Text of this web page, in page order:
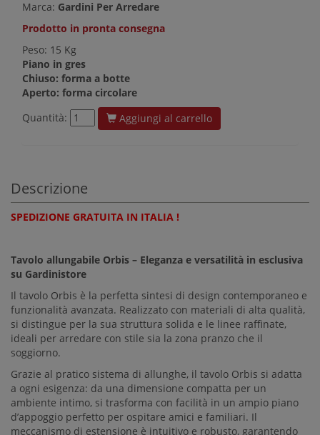
Marca: Gardini Per Arredare
Prodotto in pronta consegna
Peso: 15 Kg
Piano in gres
Chiuso: forma a botte
Aperto: forma circolare
Quantità:
Aggiungi al carrello
Descrizione
SPEDIZIONE GRATUITA IN ITALIA !
Tavolo allungabile Orbis – Eleganza e versatilità in esclusiva
su Gardinistore
Il tavolo Orbis è la perfetta sintesi di design contemporaneo e
funzionalità avanzata. Realizzato con materiali di alta qualità,
si distingue per la sua struttura solida e le linee raffinate,
ideali per arredare con stile sia la zona pranzo che il
soggiorno.
Grazie al pratico sistema di allunghe, il tavolo Orbis si adatta
a ogni esigenza: da una dimensione compatta per un
ambiente intimo, si trasforma con facilità in un ampio piano
d’appoggio perfetto per ospitare amici e familiari. Il
meccanismo di estensione è intuitivo e robusto, garantendo